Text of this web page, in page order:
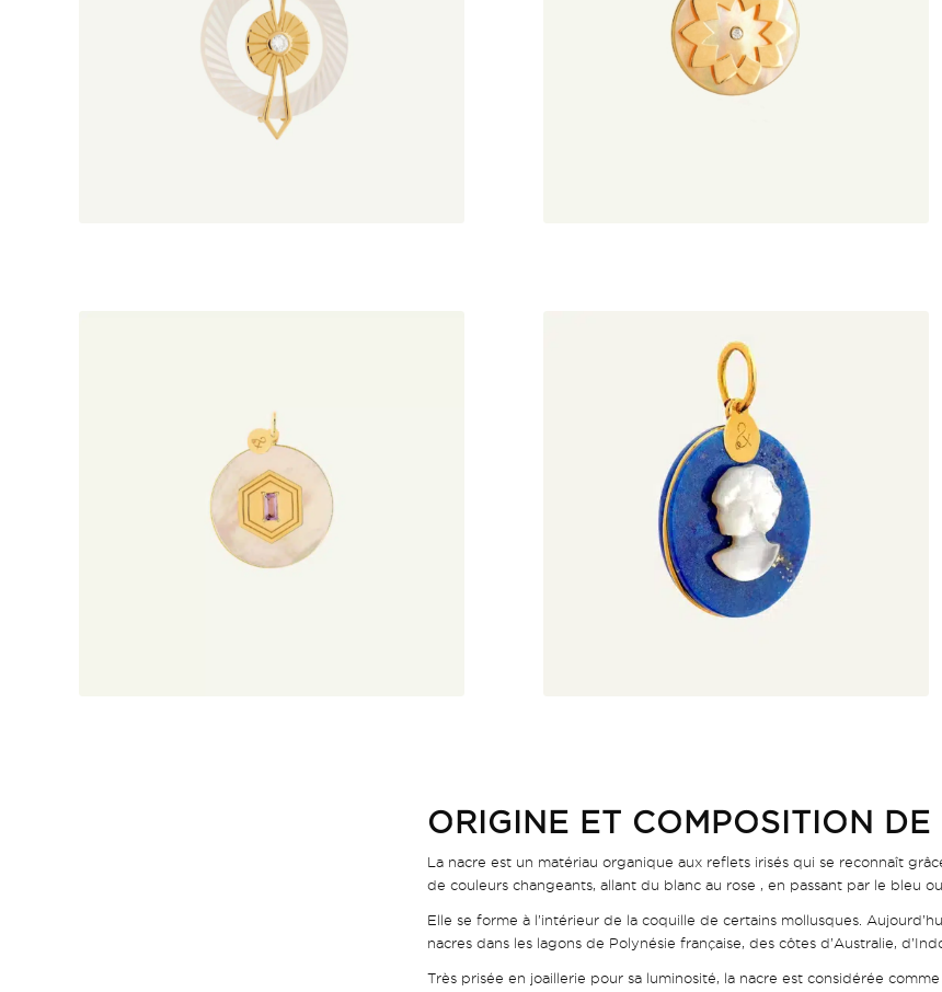
ORIGINE ET COMPOSITION
La nacre est un matériau organique aux reflets irisés qui se reconnaît
de couleurs changeants, allant du blanc au rose , en passant par le bleu
Elle se forme à l’intérieur de la coquille de certains mollusques.
nacres dans les lagons de Polynésie française, des côtes d’Australie,
Très prisée en joaillerie pour sa luminosité, la nacre est considérée